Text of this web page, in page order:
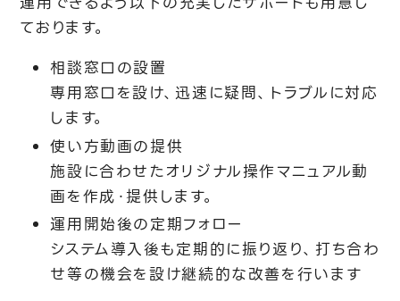
ております。
相談窓口の設置
専用窓口を設け、迅速に疑問、トラブルに対応
します。
使い方動画の提供
施設に合わせたオリジナル操作マニュアル動
画を作成・提供します。
運用開始後の定期フォロー
システム導入後も定期的に振り返り、打ち合わ
せ等の機会を設け継続的な改善を行います